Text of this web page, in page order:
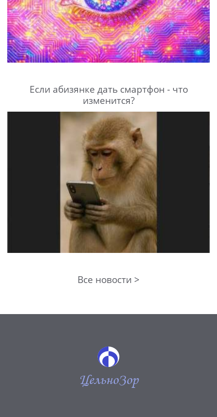
Если абизянке дать смартфон - что
изменится?
Все новости >
ЦельноЗор